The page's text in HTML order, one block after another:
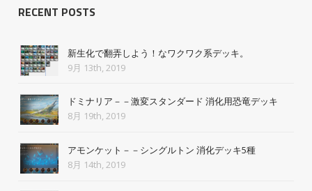
RECENT POSTS
新生化で翻弄しよう！なワクワク系デッキ。
9月 13th, 2019
ドミナリア－－激変スタンダード 消化用恐竜デッキ
8月 19th, 2019
アモンケット－－シングルトン 消化デッキ5種
8月 14th, 2019